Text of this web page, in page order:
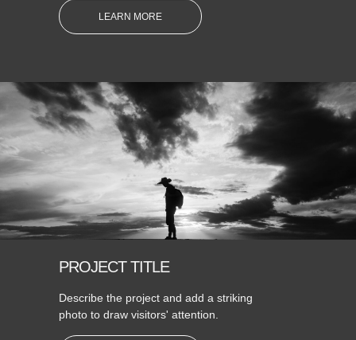
PROJECT TITLE
Describe the project and add a striking
photo to draw visitors' attention.
LEARN MORE